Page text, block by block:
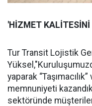
'HİZMET
Tur Transit Lojistik
yaparak
memnuniyeti
sektöründe